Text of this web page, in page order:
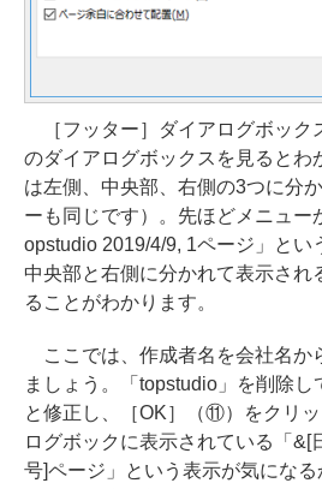
［フッター］ダイアログボック
のダイアログボックスを見るとわ
は左側、中央部、右側の3つに分
ーも同じです）。先ほどメニュー
opstudio 2019/4/9, 1ページ」とい
中央部と右側に分かれて表示され
ることがわかります。
ここでは、作成者名を会社名か
ましょう。「topstudio」を削除し
と修正し、［OK］（⑪）をクリ
ログボックに表示されている「&[
号]ページ」という表示が気にな